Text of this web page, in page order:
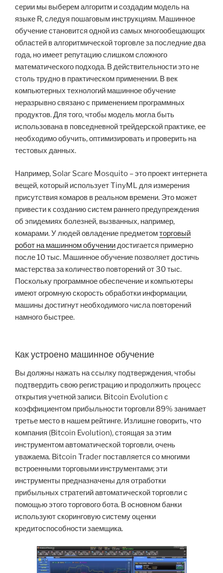
серии мы выберем алгоритм и создадим модель на
языке R, следуя пошаговым инструкциям. Машинное
обучение становится одной из самых многообещающих
областей в алгоритмической торговле за последние два
года, но имеет репутацию слишком сложного
математического подхода. В действительности это не
столь трудно в практическом применении. В век
компьютерных технологий машинное обучение
неразрывно связано с применением программных
продуктов. Для того, чтобы модель могла быть
использована в повседневной трейдерской практике, ее
необходимо обучить, оптимизировать и проверить на
тестовых данных.
Например, Solar Scare Mosquito – это проект интернета
вещей, который использует TinyML для измерения
присутствия комаров в реальном времени. Это может
привести к созданию систем раннего предупреждения
об эпидемиях болезней, вызванных, например,
комарами. У людей овладение предметомторговый
робот на машинном обучениидостигается примерно
после 10 тыс. Машинное обучение позволяет достичь
мастерства за количество повторений от 30 тыс.
Поскольку программное обеспечение и компьютеры
имеют огромную скорость обработки информации,
машины достигнут необходимого числа повторений
намного быстрее.
Как устроено машинное обучение
Вы должны нажать на ссылку подтверждения, чтобы
подтвердить свою регистрацию и продолжить процесс
открытия учетной записи. Bitcoin Evolution с
коэффициентом прибыльности торговли 89% занимает
третье место в нашем рейтинге. Излишне говорить, что
компания (Bitcoin Evolution), стоящая за этим
инструментом автоматической торговли, очень
уважаема. Bitcoin Trader поставляется со многими
встроенными торговыми инструментами; эти
инструменты предназначены для отработки
прибыльных стратегий автоматической торговли с
помощью этого торгового бота. В основном банки
используют скоринговую систему оценки
кредитоспособности заемщика.